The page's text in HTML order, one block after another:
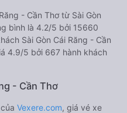
- Cần Thơ từ Sài Gòn
bình là 4.2/5 bởi 15660
Sài Gòn Cái Răng - Cần
4.9/5 bởi 667 hành khách
- Cần Thơ
Vexere.com, giá vé xe